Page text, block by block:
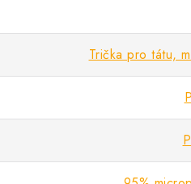
Trička pro tátu,